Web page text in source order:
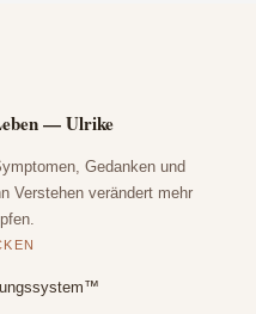
— Ulrike
Gedanken und
Verstehen verändert mehr